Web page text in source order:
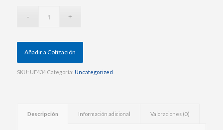
Añadir a Cotización
SKU: UF434 Categoría: Uncategorized
Descripción Información adicional Valoraciones (0)